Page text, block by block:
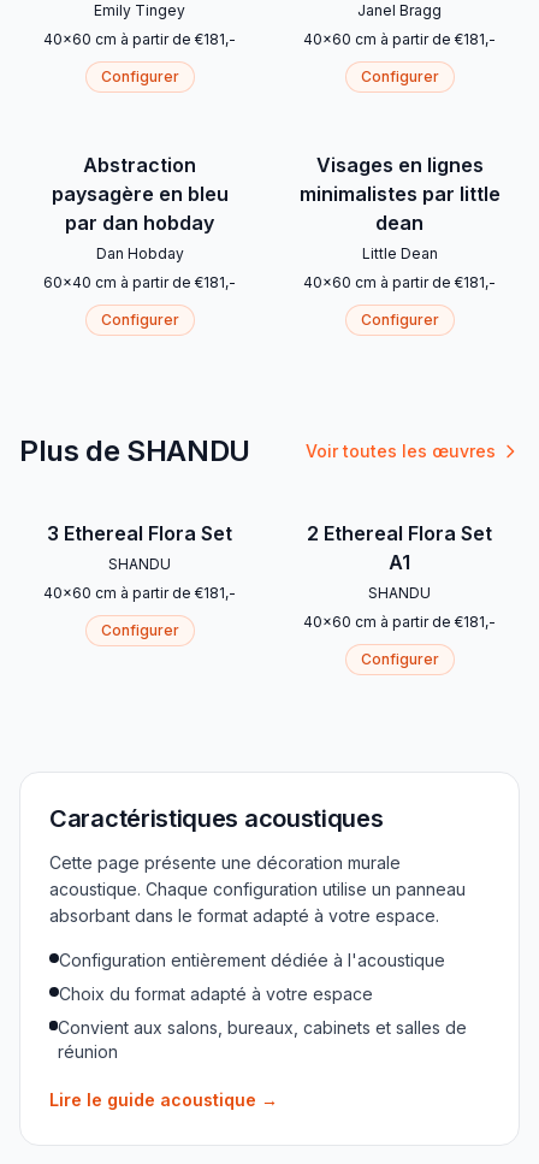
Emily Tingey
40x60 cm à partir de €181,-
Configurer
Janel Bragg
40x60 cm à partir de €181,-
Configurer
Abstraction
paysagère en bleu
par dan hobday
Dan Hobday
60x40 cm à partir de €181,-
Configurer
Visages en lignes
minimalistes par little
dean
Little Dean
40x60 cm à partir de €181,-
Configurer
Plus de SHANDU Voir toutes les œuvres
3 Ethereal Flora Set
SHANDU
40x60 cm à partir de €181,-
Configurer
2 Ethereal Flora Set
A1
SHANDU
40x60 cm à partir de €181,-
Configurer
Caractéristiques acoustiques
Cette page présente une décoration murale
acoustique. Chaque configuration utilise un panneau
absorbant dans le format adapté à votre espace.
Configuration entièrement dédiée à l'acoustique
Choix du format adapté à votre espace
Convient aux salons, bureaux, cabinets et salles de
réunion
Lire le guide acoustique →